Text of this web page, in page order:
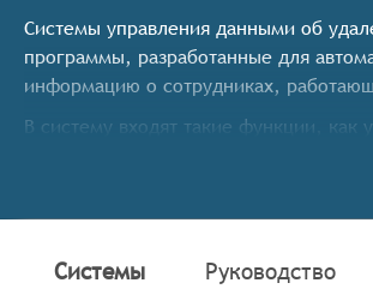
Системы управления данными об
программы, разработанные для
информацию о сотрудниках,
В систему входят такие функции, как
данными об удалённых
Сбор и хранение данных:
Системы Руководство